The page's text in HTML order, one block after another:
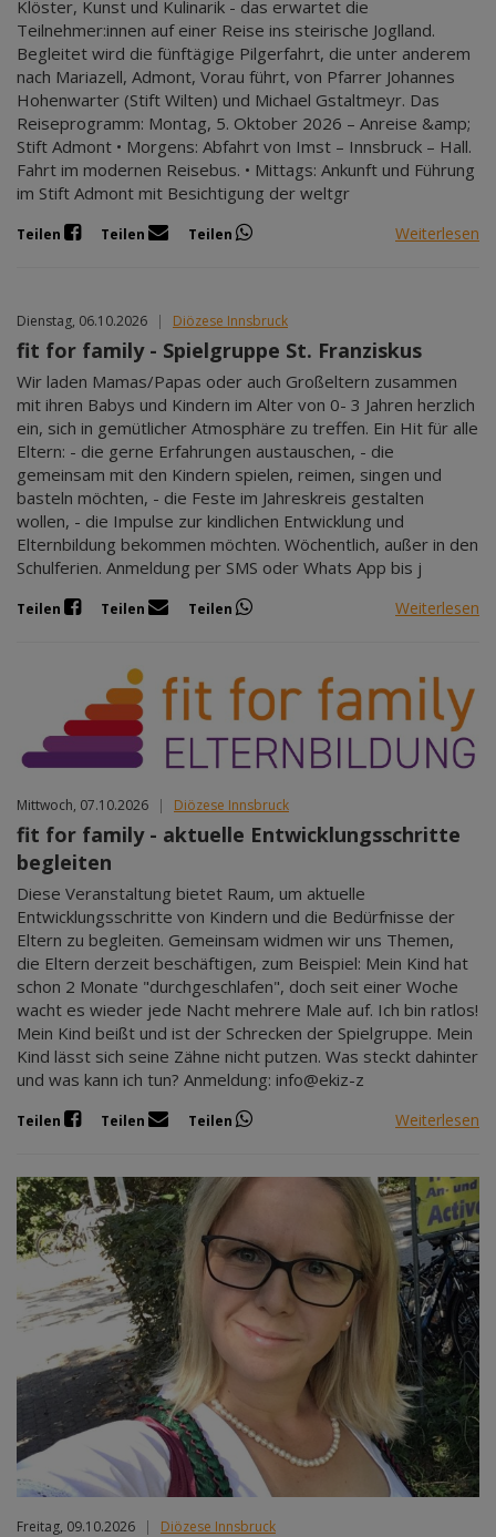
Klöster, Kunst und Kulinarik - das erwartet die
Teilnehmer:innen auf einer Reise ins steirische Joglland.
Begleitet wird die fünftägige Pilgerfahrt, die unter anderem
nach Mariazell, Admont, Vorau führt, von Pfarrer Johannes
Hohenwarter (Stift Wilten) und Michael Gstaltmeyr. Das
Reiseprogramm: Montag, 5. Oktober 2026 – Anreise &amp;
Stift Admont • Morgens: Abfahrt von Imst – Innsbruck – Hall.
Fahrt im modernen Reisebus. • Mittags: Ankunft und Führung
im Stift Admont mit Besichtigung der weltgr
Teilen Teilen Teilen Weiterlesen
Dienstag, 06.10.2026 | Diözese Innsbruck
fit for family - Spielgruppe St. Franziskus
Wir laden Mamas/Papas oder auch Großeltern zusammen
mit ihren Babys und Kindern im Alter von 0- 3 Jahren herzlich
ein, sich in gemütlicher Atmosphäre zu treffen. Ein Hit für alle
Eltern: - die gerne Erfahrungen austauschen, - die
gemeinsam mit den Kindern spielen, reimen, singen und
basteln möchten, - die Feste im Jahreskreis gestalten
wollen, - die Impulse zur kindlichen Entwicklung und
Elternbildung bekommen möchten. Wöchentlich, außer in den
Schulferien. Anmeldung per SMS oder Whats App bis j
Teilen Teilen Teilen Weiterlesen
Mittwoch, 07.10.2026 | Diözese Innsbruck
fit for family - aktuelle Entwicklungsschritte
begleiten
Diese Veranstaltung bietet Raum, um aktuelle
Entwicklungsschritte von Kindern und die Bedürfnisse der
Eltern zu begleiten. Gemeinsam widmen wir uns Themen,
die Eltern derzeit beschäftigen, zum Beispiel: Mein Kind hat
schon 2 Monate "durchgeschlafen", doch seit einer Woche
wacht es wieder jede Nacht mehrere Male auf. Ich bin ratlos!
Mein Kind beißt und ist der Schrecken der Spielgruppe. Mein
Kind lässt sich seine Zähne nicht putzen. Was steckt dahinter
und was kann ich tun? Anmeldung: info@ekiz-z
Teilen Teilen Teilen Weiterlesen
Freitag, 09.10.2026 | Diözese Innsbruck